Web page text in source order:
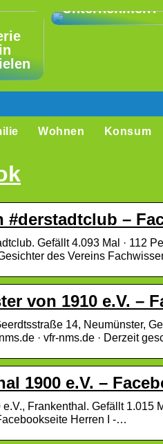
Unternehmen?
Wohnen Konsum
#derstadtclub –
Gefällt 4.093 Mal · 112
des Vereins
von 1910 e.V. –
14, Neumünster,
· vfr-nms.de · Derzeit
1900 e.V. –
Frankenthal. Gefällt 1.015
Herren I -…